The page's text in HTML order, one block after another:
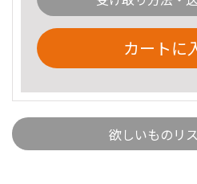
カートに
欲しいものリ